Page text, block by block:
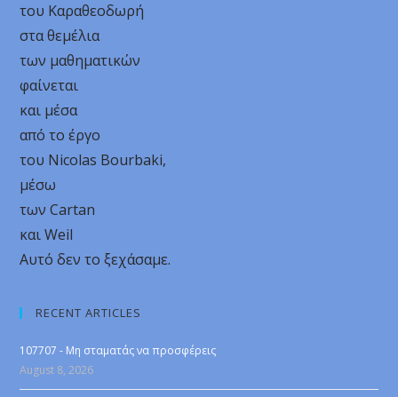
του Καραθεοδωρή
στα θεμέλια
των μαθηματικών
φαίνεται
και μέσα
από το έργο
του Nicolas Bourbaki,
μέσω
των Cartan
και Weil
Αυτό δεν το ξεχάσαμε.
RECENT ARTICLES
107707 - Μη σταματάς να προσφέρεις
August 8, 2026